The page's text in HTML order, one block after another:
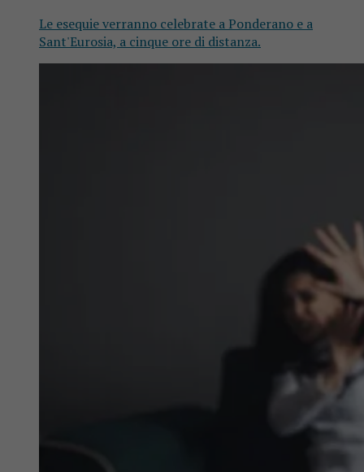
Le esequie verranno celebrate a Ponderano e a
Sant'Eurosia, a cinque ore di distanza.